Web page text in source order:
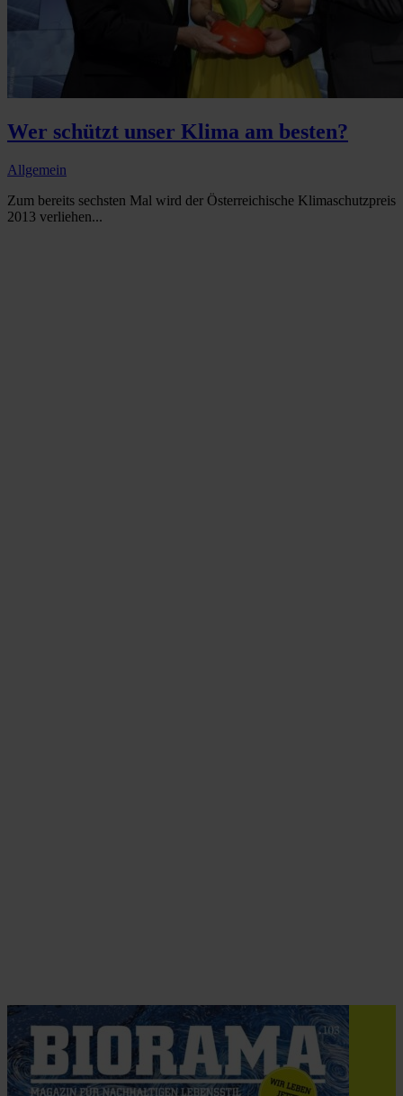
Wer schützt unser Klima am besten?
Allgemein
Zum bereits sechsten Mal wird der Österreichische Klimaschutzpreis
2013 verliehen...